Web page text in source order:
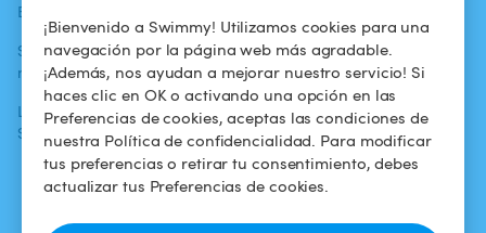
¡Bienvenido a Swimmy! Utilizamos cookies para una
navegación por la página web más agradable.
¡Además, nos ayudan a mejorar nuestro servicio! Si
haces clic en OK o activando una opción en las
Preferencias de cookies, aceptas las condiciones de
nuestra Política de confidencialidad. Para modificar
tus preferencias o retirar tu consentimiento, debes
actualizar tus Preferencias de cookies.
Blog
Swimmy en los
medios
La aventura
Swimmy
Para los
propietarios
Alquilar mi
piscina
¿Cómo funciona?
Condiciones de
uso
Política de
confidencialidad
Aviso legal